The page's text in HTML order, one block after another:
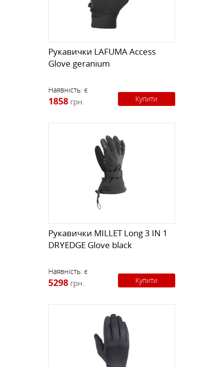
Рукавички LAFUMA Access
Glove geranium
Наявність: є
1858 грн. Купити
Рукавички MILLET Long 3 IN 1
DRYEDGE Glove black
Наявність: є
5298 грн. Купити